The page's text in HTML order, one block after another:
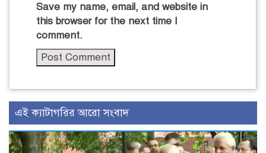
Save my name, email, and website in
this browser for the next time I
comment.
এই ক্যাটাগরির আরো সংবাদ